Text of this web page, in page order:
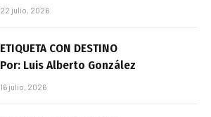
22 julio, 2026
ETIQUETA CON DESTINO
Por: Luis Alberto González
16 julio, 2026